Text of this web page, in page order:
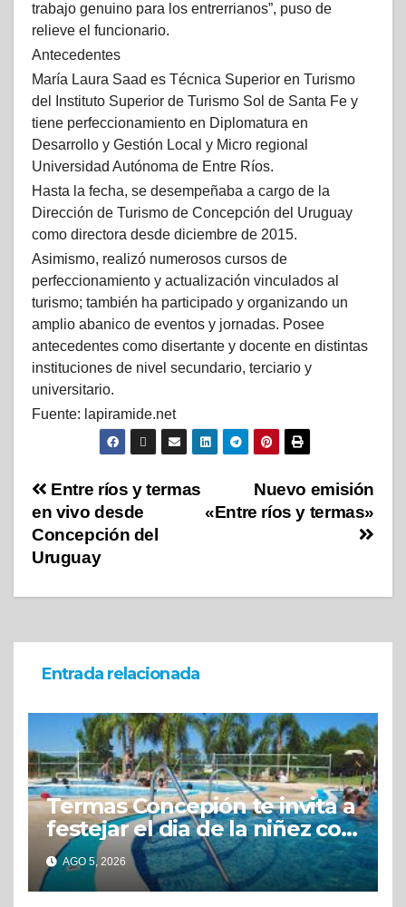
trabajo genuino para los entrerrianos”, puso de
relieve el funcionario.
Antecedentes
María Laura Saad es Técnica Superior en Turismo
del Instituto Superior de Turismo Sol de Santa Fe y
tiene perfeccionamiento en Diplomatura en
Desarrollo y Gestión Local y Micro regional
Universidad Autónoma de Entre Ríos.
Hasta la fecha, se desempeñaba a cargo de la
Dirección de Turismo de Concepción del Uruguay
como directora desde diciembre de 2015.
Asimismo, realizó numerosos cursos de
perfeccionamiento y actualización vinculados al
turismo; también ha participado y organizando un
amplio abanico de eventos y jornadas. Posee
antecedentes como disertante y docente en distintas
instituciones de nivel secundario, terciario y
universitario.
Fuente: lapiramide.net
Nuevo emisión
«Entre ríos y termas»
Entre ríos y termas
en vivo desde
Concepción del
Uruguay
Entrada relacionada
Termas Concepión te invita a
festejar el dia de la niñez con
grandes beneficios
AGO 5, 2026